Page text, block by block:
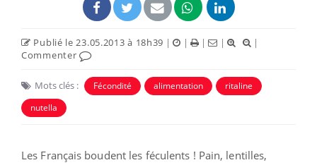
Publié le 23.05.2013 à 18h39 | | | |
|
Commenter
Mots clés : Fécondité alimentation
ritaline
nutella
Les Français boudent les féculents ! Pain, lentilles,